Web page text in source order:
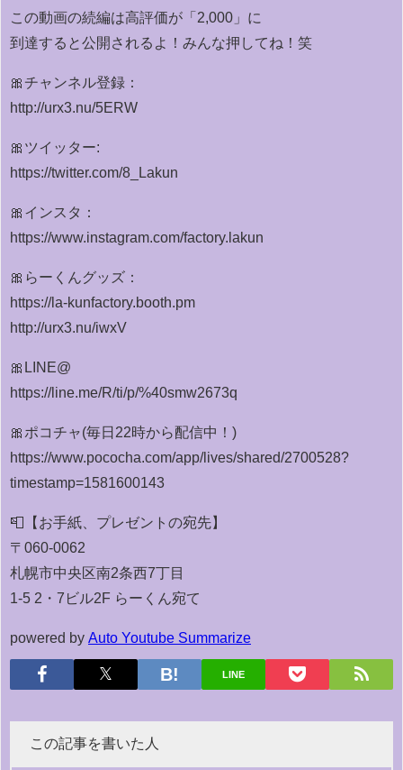
この動画の続編は高評価が「2,000」に
到達すると公開されるよ！みんな押してね！笑
🎀チャンネル登録：
http://urx3.nu/5ERW
🎀ツイッター:
https://twitter.com/8_Lakun
🎀インスタ：
https://www.instagram.com/factory.lakun
🎀らーくんグッズ：
https://la-kunfactory.booth.pm
http://urx3.nu/iwxV
🎀LINE@
https://line.me/R/ti/p/%40smw2673q
🎀ポコチャ(毎日22時から配信中！)
https://www.pococha.com/app/lives/shared/2700528?
timestamp=1581600143
📮【お手紙、プレゼントの宛先】
〒060-0062
札幌市中央区南2条西7丁目
1-5 2・7ビル2F らーくん宛て
powered by Auto Youtube Summarize
LINE
この記事を書いた人